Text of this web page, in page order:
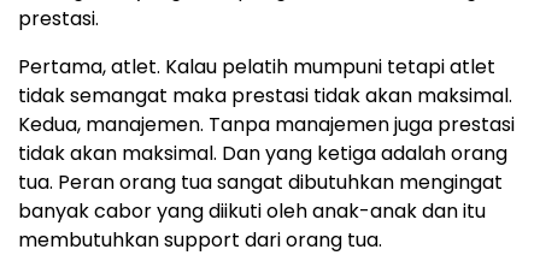
prestasi.
Pertama, atlet. Kalau pelatih mumpuni tetapi atlet
tidak semangat maka prestasi tidak akan maksimal.
Kedua, manajemen. Tanpa manajemen juga prestasi
tidak akan maksimal. Dan yang ketiga adalah orang
tua. Peran orang tua sangat dibutuhkan mengingat
banyak cabor yang diikuti oleh anak-anak dan itu
membutuhkan support dari orang tua.